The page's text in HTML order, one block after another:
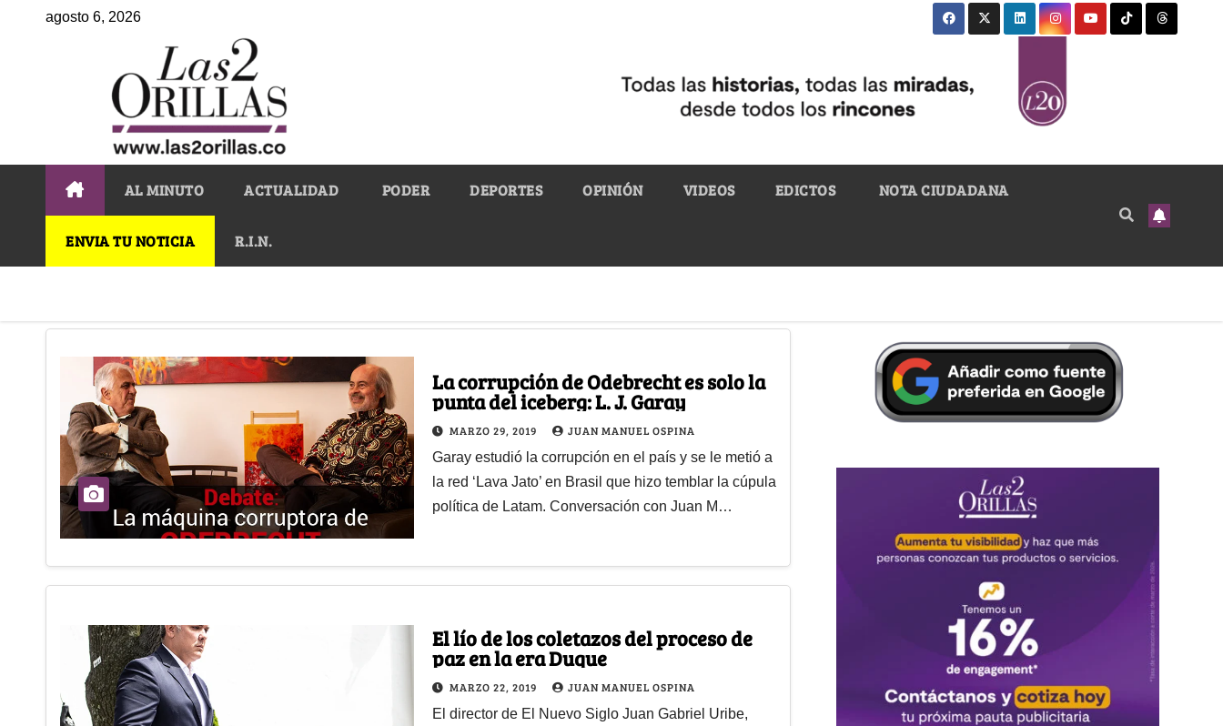
agosto 6, 2026
AL MINUTO ACTUALIDAD PODER DEPORTES OPINIÓN VIDEOS EDICTOS NOTA CIUDADANA
ENVIA TU NOTICIA R.I.N.
La corrupción de Odebrecht es solo la
punta del iceberg: L. J. Garay
MARZO 29, 2019 JUAN MANUEL OSPINA
Garay estudió la corrupción en el país y se le metió a
la red ‘Lava Jato’ en Brasil que hizo temblar la cúpula
política de Latam. Conversación con Juan M…
El lío de los coletazos del proceso de
paz en la era Duque
MARZO 22, 2019 JUAN MANUEL OSPINA
El director de El Nuevo Siglo Juan Gabriel Uribe,